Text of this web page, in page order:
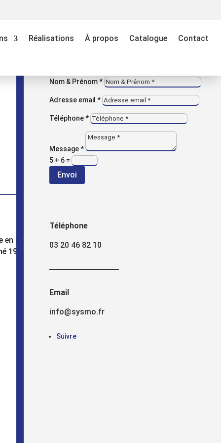
Réalisations À propos Catalogue Contact
en profilés aluminium 45/45, roulettes à
19mm.
VOUS AVEZ UNE QUESTION ?
Contactez-nous
Nom & Prénom *
Adresse email *
Téléphone *
Message *
5 + 6 =
Envoi
Téléphone
03 20 46 82 10
Email
info@sysmo.fr
Suivre